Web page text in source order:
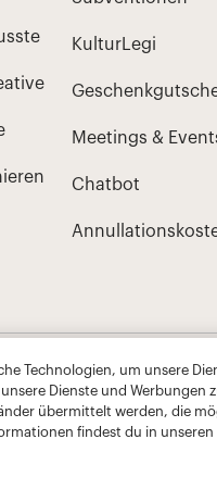
Technologien, um unsere
Dienste und Werbungen
übermittelt werden, die
findest du in unseren